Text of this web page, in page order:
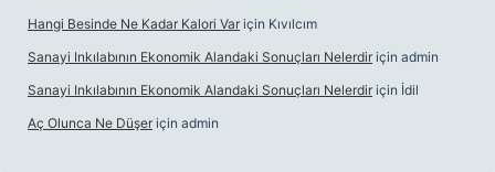
Hangi Besinde Ne Kadar Kalori Var için Kıvılcım
Sanayi Inkılabının Ekonomik Alandaki Sonuçları Nelerdir için admin
Sanayi Inkılabının Ekonomik Alandaki Sonuçları Nelerdir için İdil
Aç Olunca Ne Düşer için admin